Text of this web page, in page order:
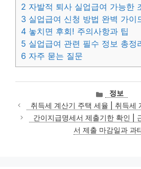
2 자발적 퇴사 실업급여 가능한
3 실업급여 신청 방법 완벽 가이
4 놓치면 후회! 주의사항과 팁
5 실업급여 관련 필수 정보 총정
6 자주 묻는 질문
카
테
고
리
정보
취득세 계산기 주택 세율 | 취득세
간이지급명세서 제출기한 확인 |
서 제출 마감일과 과